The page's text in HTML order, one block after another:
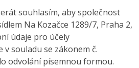
souhlasím, aby společnost
Na Kozačce 1289/7, Praha 2,
údaje pro účely
souladu se zákonem č.
odvolání písemnou formou.